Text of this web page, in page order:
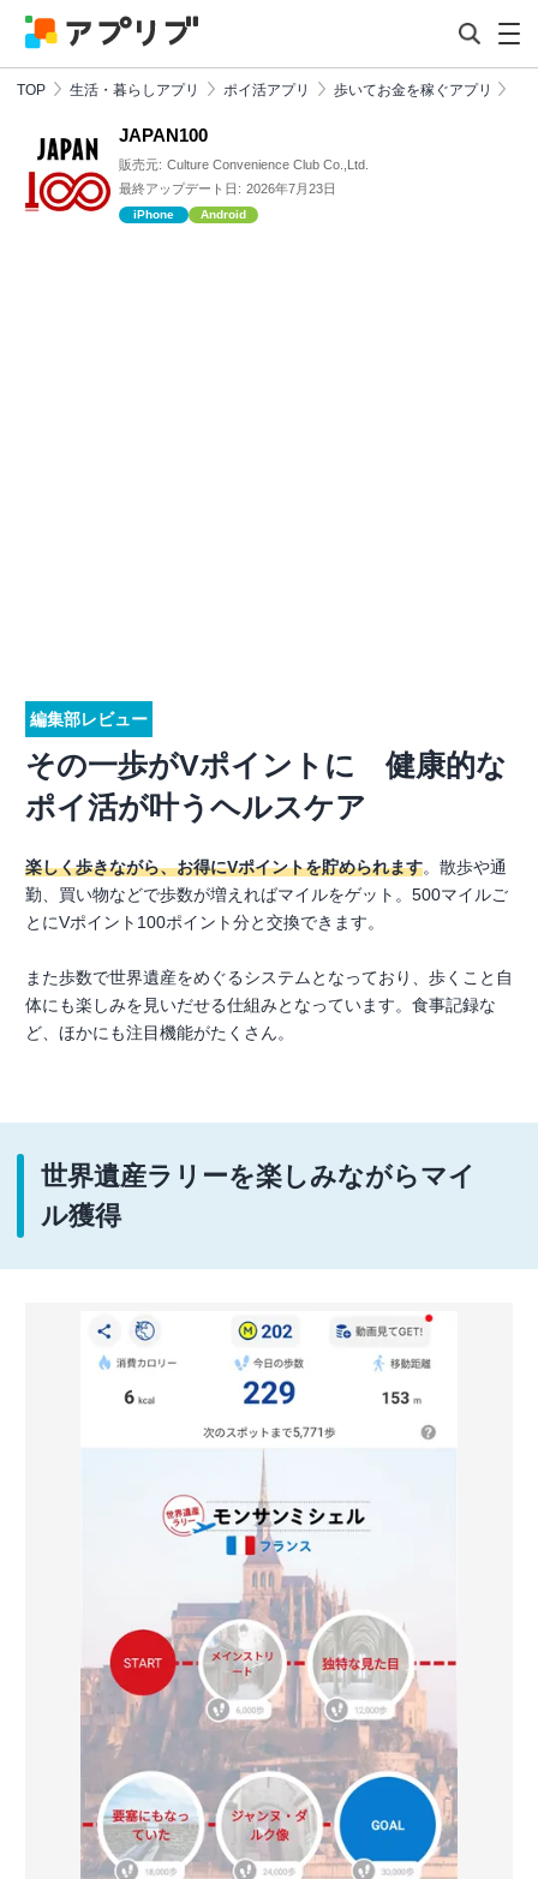
TOP 生活・暮らしアプリ ポイ活アプリ 歩いてお金を稼ぐアプリ
JAPAN100
販売元: Culture Convenience Club Co.,Ltd.
最終アップデート日: 2026年7月23日
iPhone Android
編集部レビュー
その一歩がVポイントに 健康的な
ポイ活が叶うヘルスケア
楽しく歩きながら、お得にVポイントを貯められます。散歩や通
勤、買い物などで歩数が増えればマイルをゲット。500マイルご
とにVポイント100ポイント分と交換できます。
また歩数で世界遺産をめぐるシステムとなっており、歩くこと自
体にも楽しみを見いだせる仕組みとなっています。食事記録な
ど、ほかにも注目機能がたくさん。
世界遺産ラリーを楽しみながらマイ
ル獲得